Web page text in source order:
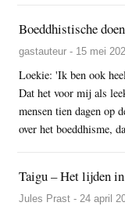
Boeddhistische
gastauteur - 15 mei
Loekie: 'Ik ben ook
Dat het voor mij als
mensen tien dagen op
over het boeddhisme,
Taigu – Het lijden
Jules Prast - 24 april